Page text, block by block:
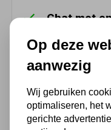
Chat met
Voor
verzonden
548 51 75 75
1.500 m2
Twents
Op deze
aanwezig
Wij gebruiken
optimaliseren, het
gerichte